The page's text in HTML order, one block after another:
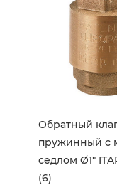
Обратный
пружинный с
седлом Ø1"
(6)